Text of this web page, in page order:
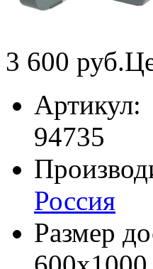
3 600 руб.
Артикул:
94735
Россия
Размер